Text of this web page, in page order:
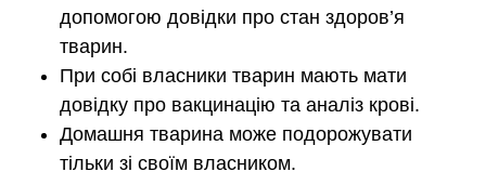
допомогою довідки про стан здоров’я
тварин.
При собі власники тварин мають мати
довідку про вакцинацію та аналіз крові.
Домашня тварина може подорожувати
тільки зі своїм власником.